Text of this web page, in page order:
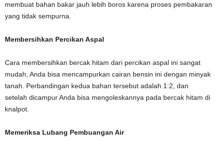
membuat bahan bakar jauh lebih boros karena proses pembakaran
yang tidak sempurna.
Membersihkan Percikan Aspal
Cara membersihkan bercak hitam dari percikan aspal ini sangat
mudah, Anda bisa mencampurkan cairan bensin ini dengan minyak
tanah. Perbandingan kedua bahan tersebut adalah 1:2, dan
setelah dicampur Anda bisa mengoleskannya pada bercak hitam di
knalpot.
Memeriksa Lubang Pembuangan Air